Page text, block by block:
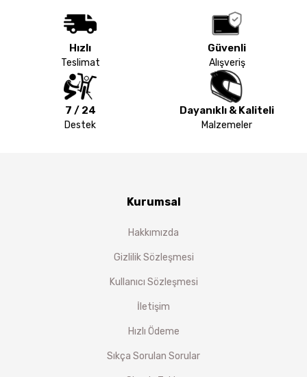
Hızlı
Teslimat
Güvenli
Alışveriş
7 / 24
Destek
Dayanıklı & Kaliteli
Malzemeler
Kurumsal
Hakkımızda
Gizlilik Sözleşmesi
Kullanıcı Sözleşmesi
İletişim
Hızlı Ödeme
Sıkça Sorulan Sorular